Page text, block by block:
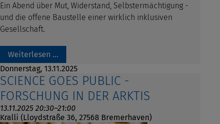
Ein Abend über Mut, Widerstand, Selbstermächtigung -
und die offene Baustelle einer wirklich inklusiven
Gesellschaft.
Weiterlesen …
Donnerstag, 13.11.2025
SCIENCE GOES PUBLIC -
FORSCHUNG IN DER ARKTIS
13.11.2025 20:30–21:00
Kralli (Lloydstraße 36, 27568 Bremerhaven)